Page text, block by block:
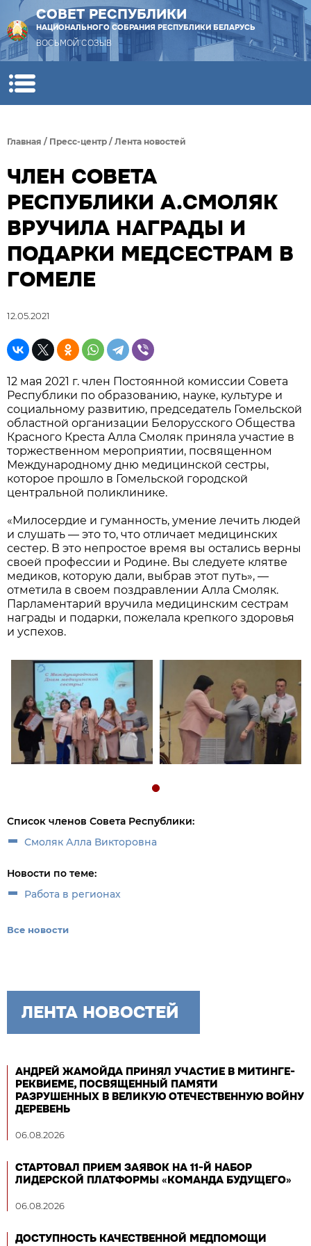
СОВЕТ РЕСПУБЛИКИ
НАЦИОНАЛЬНОГО СОБРАНИЯ РЕСПУБЛИКИ БЕЛАРУСЬ
ВОСЬМОЙ СОЗЫВ
Главная / Пресс-центр / Лента новостей
ЧЛЕН СОВЕТА
РЕСПУБЛИКИ А.СМОЛЯК
ВРУЧИЛА НАГРАДЫ И
ПОДАРКИ МЕДСЕСТРАМ В
ГОМЕЛЕ
12.05.2021
12 мая 2021 г. член Постоянной комиссии Совета
Республики по образованию, науке, культуре и
социальному развитию, председатель Гомельской
областной организации Белорусского Общества
Красного Креста Алла Смоляк приняла участие в
торжественном мероприятии, посвященном
Международному дню медицинской сестры,
которое прошло в Гомельской городской
центральной поликлинике.
«Милосердие и гуманность, умение лечить людей
и слушать — это то, что отличает медицинских
сестер. В это непростое время вы остались верны
своей профессии и Родине. Вы следуете клятве
медиков, которую дали, выбрав этот путь», —
отметила в своем поздравлении Алла Смоляк.
Парламентарий вручила медицинским сестрам
награды и подарки, пожелала крепкого здоровья
и успехов.
Список членов Совета Республики:
Смоляк Алла Викторовна
Новости по теме:
Работа в регионах
Все новости
ЛЕНТА НОВОСТЕЙ
АНДРЕЙ ЖАМОЙДА ПРИНЯЛ УЧАСТИЕ В МИТИНГЕ-
РЕКВИЕМЕ, ПОСВЯЩЕННЫЙ ПАМЯТИ
РАЗРУШЕННЫХ В ВЕЛИКУЮ ОТЕЧЕСТВЕННУЮ ВОЙНУ
ДЕРЕВЕНЬ
06.08.2026
СТАРТОВАЛ ПРИЕМ ЗАЯВОК НА 11-Й НАБОР
ЛИДЕРСКОЙ ПЛАТФОРМЫ «КОМАНДА БУДУЩЕГО»
06.08.2026
ДОСТУПНОСТЬ КАЧЕСТВЕННОЙ МЕДПОМОЩИ